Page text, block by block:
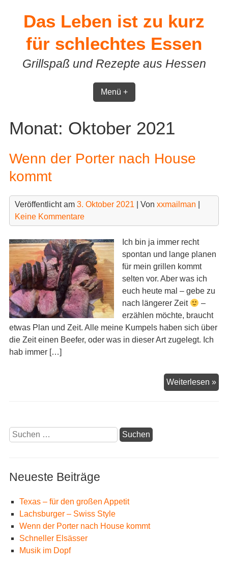
contentDas Leben ist zu kurz
für schlechtes Essen
Grillspaß und Rezepte aus Hessen
Menü +
Monat: Oktober 2021
Wenn der Porter nach House
kommt
Veröffentlicht am 3. Oktober 2021 | Von xxmailman
Keine Kommentare
Ich bin ja immer recht
spontan und lange planen
für mein grillen kommt
selten vor. Aber was ich
euch heute mal – gebe zu
nach längerer Zeit
–
erzählen möchte, braucht
etwas Plan und Zeit. Alle meine Kumpels haben sich über
die Zeit einen Beefer, oder was in dieser Art zugelegt. Ich
hab immer […]
Weiterlesen »
der
Suchen
nach:
Neueste Beiträge
Texas – für den großen Appetit
Lachsburger – Swiss Style
Wenn der Porter nach House kommt
Schneller Elsässer
Musik im Dopf